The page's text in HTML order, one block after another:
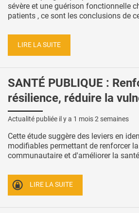
sévère et une guérison fonctionnelle
patients , ce sont les conclusions de
LIRE LA SUITE
SANTÉ PUBLIQUE :
résilience, réduire la
Actualité publiée il y a 1 mois 2 semaines
Cette étude suggère des leviers en
modifiables permettant de renforcer
communautaire et d'améliorer la
LIRE LA SUITE